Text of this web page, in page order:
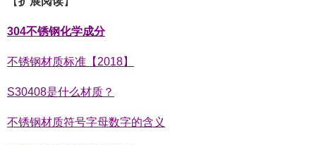
304不锈钢化学成分
不锈钢材质标准【2018】
S30408是什么材质？
不锈钢材质符号字母数字的含义